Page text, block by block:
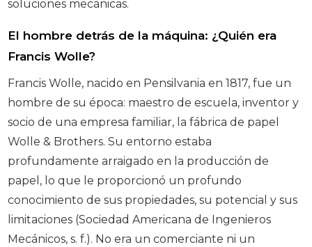
soluciones mecánicas.
El hombre detrás de la máquina: ¿Quién era
Francis Wolle?
Francis Wolle, nacido en Pensilvania en 1817, fue un
hombre de su época: maestro de escuela, inventor y
socio de una empresa familiar, la fábrica de papel
Wolle & Brothers. Su entorno estaba
profundamente arraigado en la producción de
papel, lo que le proporcionó un profundo
conocimiento de sus propiedades, su potencial y sus
limitaciones (Sociedad Americana de Ingenieros
Mecánicos, s. f.). No era un comerciante ni un